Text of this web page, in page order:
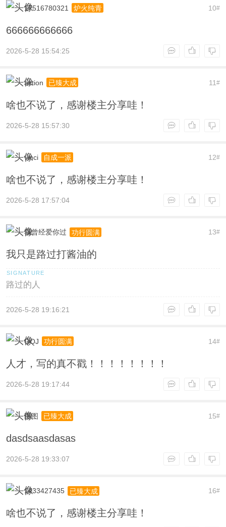
10#
17516780321 炉火纯青
666666666666
2026-5-28 15:54:25
11#
action 已臻大成
啥也不说了，感谢楼主分享哇！
2026-5-28 15:57:30
12#
vinci 自成一派
啥也不说了，感谢楼主分享哇！
2026-5-28 17:57:04
13#
我曾经爱你过 功行圆满
我只是路过打酱油的
路过的人
2026-5-28 19:16:21
14#
QQJ 功行圆满
人才，写的真不戳！！！！！！！！
2026-5-28 19:17:44
15#
图图 已臻大成
dasdsaasdasas
2026-5-28 19:33:07
16#
1433427435 已臻大成
啥也不说了，感谢楼主分享哇！